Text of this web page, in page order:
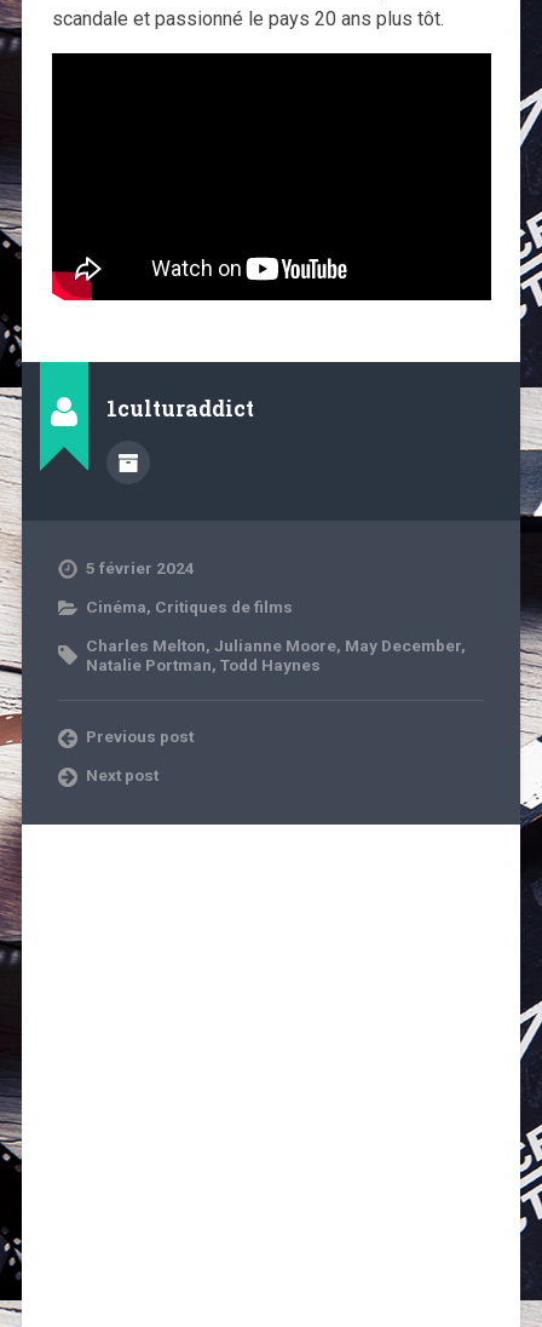
scandale et passionné le pays 20 ans plus tôt.
1culturaddict
5 février 2024
Cinéma, Critiques de films
Charles Melton, Julianne Moore, May December,
Natalie Portman, Todd Haynes
Previous post
Next post